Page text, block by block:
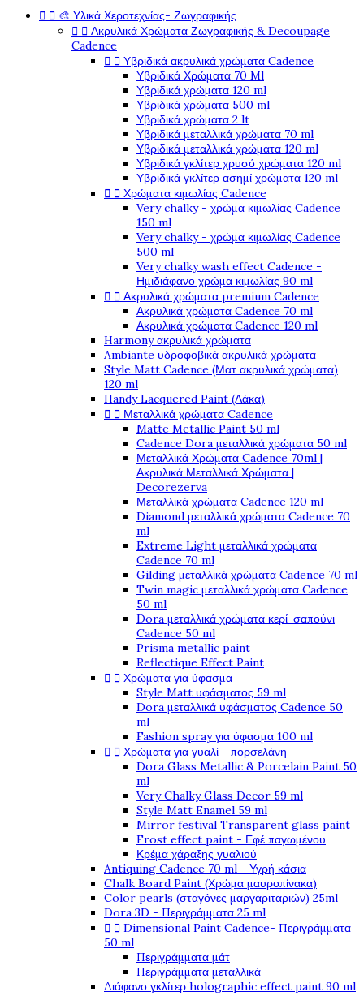
  🎨 Υλικά Χεροτεχνίας- Ζωγραφικής
  Ακρυλικά Χρώματα Ζωγραφικής & Decoupage
Cadence
  Υβριδικά ακρυλικά χρώματα Cadence
Υβριδικά Χρώματα 70 Ml
Υβριδικά χρώματα 120 ml
Υβριδικά χρώματα 500 ml
Υβριδικά χρώματα 2 lt
Υβριδικά μεταλλικά χρώματα 70 ml
Υβριδικά μεταλλικά χρώματα 120 ml
Υβριδικά γκλίτερ χρυσό χρώματα 120 ml
Υβριδικά γκλίτερ ασημί χρώματα 120 ml
  Χρώματα κιμωλίας Cadence
Very chalky - χρώμα κιμωλίας Cadence
150 ml
Very chalky - χρώμα κιμωλίας Cadence
500 ml
Very chalky wash effect Cadence -
Ημιδιάφανο χρώμα κιμωλίας 90 ml
  Ακρυλικά χρώματα premium Cadence
Ακρυλικά χρώματα Cadence 70 ml
Ακρυλικά χρώματα Cadence 120 ml
Harmony ακρυλικά χρώματα
Ambiante υδροφοβικά ακρυλικά χρώματα
Style Matt Cadence (Ματ ακρυλικά χρώματα)
120 ml
Handy Lacquered Paint (Λάκα)
  Μεταλλικά χρώματα Cadence
Matte Metallic Paint 50 ml
Cadence Dora μεταλλικά χρώματα 50 ml
Μεταλλικά Χρώματα Cadence 70ml |
Ακρυλικά Μεταλλικά Χρώματα |
Decorezerva
Μεταλλικά χρώματα Cadence 120 ml
Diamond μεταλλικά χρώματα Cadence 70
ml
Extreme Light μεταλλικά χρώματα
Cadence 70 ml
Gilding μεταλλικά χρώματα Cadence 70 ml
Twin magic μεταλλικά χρώματα Cadence
50 ml
Dora μεταλλικά χρώματα κερί-σαπούνι
Cadence 50 ml
Prisma metallic paint
Reflectique Effect Paint
  Χρώματα για ύφασμα
Style Matt υφάσματος 59 ml
Dora μεταλλικά υφάσματος Cadence 50
ml
Fashion spray για ύφασμα 100 ml
  Χρώματα για γυαλί - πορσελάνη
Dora Glass Metallic & Porcelain Paint 50
ml
Very Chalky Glass Decor 59 ml
Style Matt Enamel 59 ml
Mirror festival Transparent glass paint
Frost effect paint - Εφέ παγωμένου
Κρέμα χάραξης γυαλιού
Antiquing Cadence 70 ml - Υγρή κάσια
Chalk Board Paint (Χρώμα μαυροπίνακα)
Color pearls (σταγόνες μαργαριταριών) 25ml
Dora 3D - Περιγράμματα 25 ml
  Dimensional Paint Cadence- Περιγράμματα
50 ml
Περιγράμματα μάτ
Περιγράμματα μεταλλικά
Διάφανο γκλίτερ holographic effect paint 90 ml